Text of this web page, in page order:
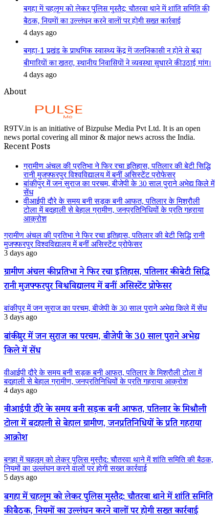
बगहा में चहलूम को लेकर पुलिस मुस्तैद: चौतरवा थाने में शांति समिति की
बैठक, नियमों का उल्लंघन करने वालों पर होगी सख्त कार्रवाई
4 days ago
बगहा-1 प्रखंड के प्राथमिक स्वास्थ्य केंद्र में जलनिकासी न होने से बढ़ा
बीमारियों का खतरा, स्थानीय निवासियों ने व्यवस्था सुधारने की उठाई मांग।
4 days ago
About
R9TV.in is an initiative of Bizpulse Media Pvt Ltd. It is an open
news portal covering all minor & major news across the India.
Recent Posts
ग्रामीण अंचल की प्रतिभा ने फिर रचा इतिहास, पतिलार की बेटी सिद्धि
रानी मुजफ्फरपुर विश्वविद्यालय में बनीं असिस्टेंट प्रोफेसर
बांकीपुर में जन सुराज का परचम, बीजेपी के 30 साल पुराने अभेद्य किले में
सेंध
वीआईपी दौरे के समय बनी सड़क बनी आफत, पतिलार के मिश्रौली
टोला में बदहाली से बेहाल ग्रामीण, जनप्रतिनिधियों के प्रति गहराया
आक्रोश
ग्रामीण अंचल की प्रतिभा ने फिर रचा इतिहास, पतिलार की बेटी सिद्धि रानी
मुजफ्फरपुर विश्वविद्यालय में बनीं असिस्टेंट प्रोफेसर
3 days ago
ग्रामीण अंचल की प्रतिभा ने फिर रचा इतिहास, पतिलार की बेटी सिद्धि
रानी मुजफ्फरपुर विश्वविद्यालय में बनीं असिस्टेंट प्रोफेसर
बांकीपुर में जन सुराज का परचम, बीजेपी के 30 साल पुराने अभेद्य किले में सेंध
3 days ago
बांकीपुर में जन सुराज का परचम, बीजेपी के 30 साल पुराने अभेद्य
किले में सेंध
वीआईपी दौरे के समय बनी सड़क बनी आफत, पतिलार के मिश्रौली टोला में
बदहाली से बेहाल ग्रामीण, जनप्रतिनिधियों के प्रति गहराया आक्रोश
4 days ago
वीआईपी दौरे के समय बनी सड़क बनी आफत, पतिलार के मिश्रौली
टोला में बदहाली से बेहाल ग्रामीण, जनप्रतिनिधियों के प्रति गहराया
आक्रोश
बगहा में चहलूम को लेकर पुलिस मुस्तैद: चौतरवा थाने में शांति समिति की बैठक,
नियमों का उल्लंघन करने वालों पर होगी सख्त कार्रवाई
5 days ago
बगहा में चहलूम को लेकर पुलिस मुस्तैद: चौतरवा थाने में शांति समिति